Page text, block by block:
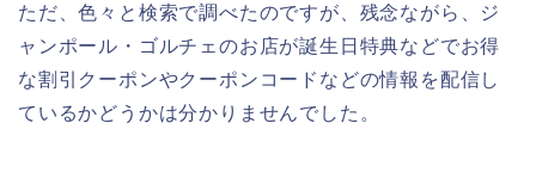
ただ、色々と検索で調べたのですが、残念ながら、ジ
ャンポール・ゴルチェのお店が誕生日特典などでお得
な割引クーポンやクーポンコードなどの情報を配信し
ているかどうかは分かりませんでした。